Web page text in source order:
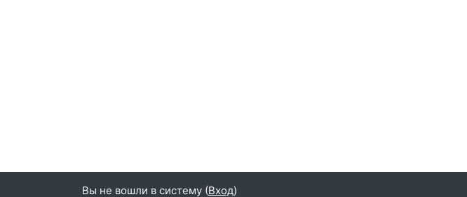
Вы не вошли в систему (Вход)